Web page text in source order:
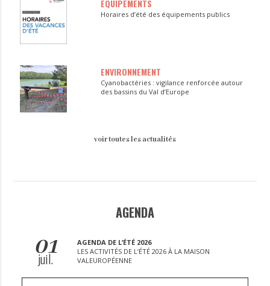
ÉQUIPEMENTS
Horaires d’été des équipements publics
ENVIRONNEMENT
Cyanobactéries : vigilance renforcée autour
des bassins du Val d’Europe
voir toutes les actualités
AGENDA
01
juil.
AGENDA DE L’ÉTÉ 2026
LES ACTIVITÉS DE L’ÉTÉ 2026 À LA MAISON
VALEUROPÉENNE